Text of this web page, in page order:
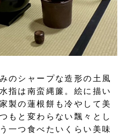
のシャープな造形の土風
指は南蛮縄簾。絵に描い
製の蓮根餅も冷やして美
もと変わらない飄々とし
一つ食べたいくらい美味